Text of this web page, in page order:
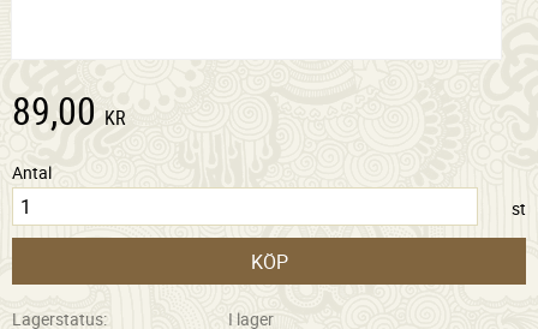
89,00 KR
Antal
st
KÖP
Lagerstatus I lager